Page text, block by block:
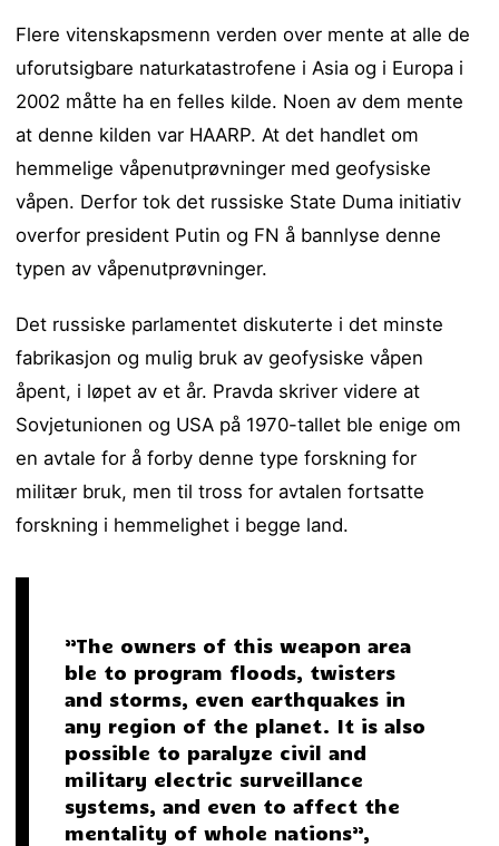
Flere vitenskapsmenn verden over mente at alle de
uforutsigbare naturkatastrofene i Asia og i Europa i
2002 måtte ha en felles kilde. Noen av dem mente
at denne kilden var HAARP. At det handlet om
hemmelige våpenutprøvninger med geofysiske
våpen. Derfor tok det russiske State Duma initiativ
overfor president Putin og FN å bannlyse denne
typen av våpenutprøvninger.
Det russiske parlamentet diskuterte i det minste
fabrikasjon og mulig bruk av geofysiske våpen
åpent, i løpet av et år. Pravda skriver videre at
Sovjetunionen og USA på 1970-tallet ble enige om
en avtale for å forby denne type forskning for
militær bruk, men til tross for avtalen fortsatte
forskning i hemmelighet i begge land.
”The owners of this weapon area
ble to program floods, twisters
and storms, even earthquakes in
any region of the planet. It is also
possible to paralyze civil and
military electric surveillance
systems, and even to affect the
mentality of whole nations”,